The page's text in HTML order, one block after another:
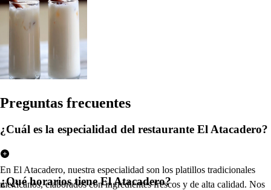
Preguntas frecuentes
¿Cuál es la especialidad del restaurante El Atacadero?
En El Atacadero, nuestra especialidad son los platillos tradicionales
mexicanos, elaborados con ingredientes frescos y de alta calidad. Nos
¿Qué horarios tiene El Atacadero?